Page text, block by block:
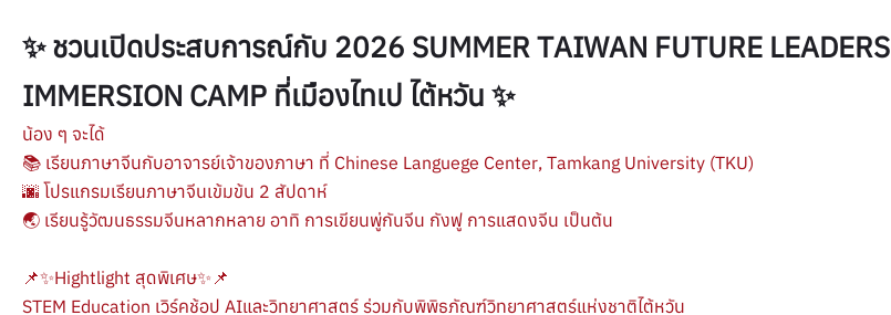
✨ ชวนเปิดประสบการณ์กับ 2026 SUMMER TAIWAN FUTURE LEADERS
IMMERSION CAMP ที่เมืองไทเป ไต้หวัน ✨
น้อง ๆ จะได้
📚 เรียนภาษาจีนกับอาจารย์เจ้าของภาษา ที่ Chinese Languege Center, Tamkang University (TKU)
🌆 โปรแกรมเรียนภาษาจีนเข้มข้น 2 สัปดาห์
🌏 เรียนรู้วัฒนธรรมจีนหลากหลาย อาทิ การเขียนพู่กันจีน กังฟู การแสดงจีน เป็นต้น
📌✨Hightlight สุดพิเศษ✨📌
STEM Education เวิร์คช้อป AIและวิทยาศาสตร์ ร่วมกับพิพิธภัณฑ์วิทยาศาสตร์แห่งชาติไต้หวัน